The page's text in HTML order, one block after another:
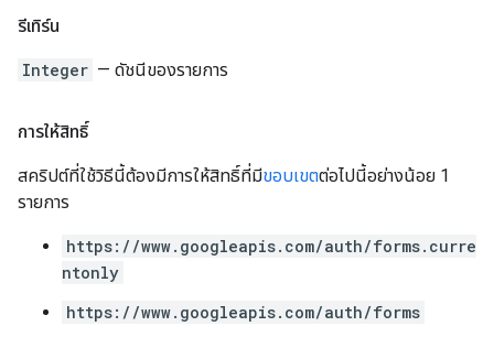
รีเทิร์น
Integer — ดัชนีของรายการ
การให้สิทธิ์
สคริปต์ที่ใช้วิธีนี้ต้องมีการให้สิทธิ์ที่มีขอบเขตต่อไปนี้อย่างน้อย 1
รายการ
https://www.googleapis.com/auth/forms.curre
ntonly
https://www.googleapis.com/auth/forms